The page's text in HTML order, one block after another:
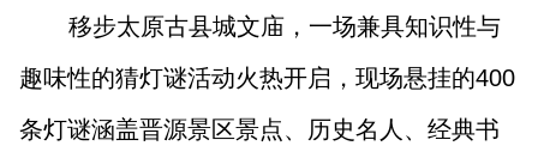
移步太原古县城文庙，一场兼具知识性与
趣味性的猜灯谜活动火热开启，现场悬挂的400
条灯谜涵盖晋源景区景点、历史名人、经典书